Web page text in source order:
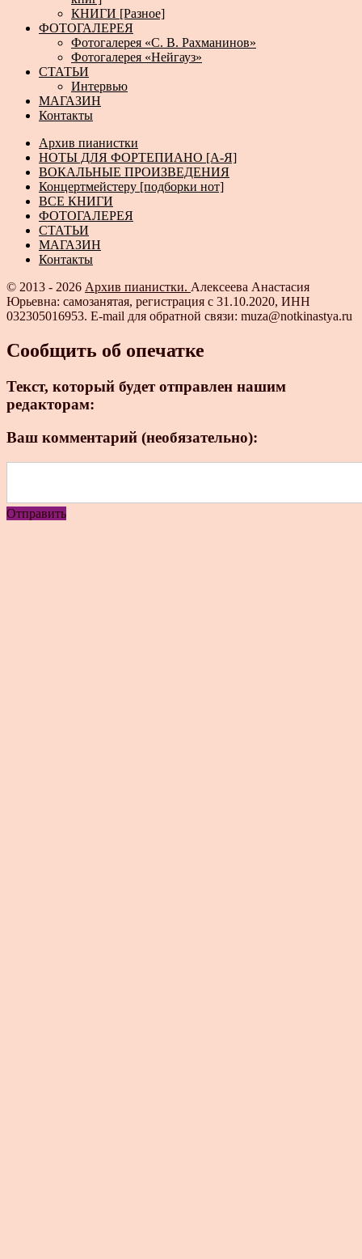
КНИГИ [Разное]
ФОТОГАЛЕРЕЯ
Фотогалерея «С. В. Рахманинов»
Фотогалерея «Нейгауз»
СТАТЬИ
Интервью
МАГАЗИН
Контакты
Архив пианистки
НОТЫ ДЛЯ ФОРТЕПИАНО [А-Я]
ВОКАЛЬНЫЕ ПРОИЗВЕДЕНИЯ
Концертмейстеру [подборки нот]
ВСЕ КНИГИ
ФОТОГАЛЕРЕЯ
СТАТЬИ
МАГАЗИН
Контакты
© 2013 - 2026 Архив пианистки. Алексеева Анастасия
Юрьевна: самозанятая, регистрация с 31.10.2020, ИНН
032305016953. E-mail для обратной связи: muza@notkinastya.ru
Сообщить об опечатке
Текст, который будет отправлен нашим
редакторам:
Ваш комментарий (необязательно):
Отправить